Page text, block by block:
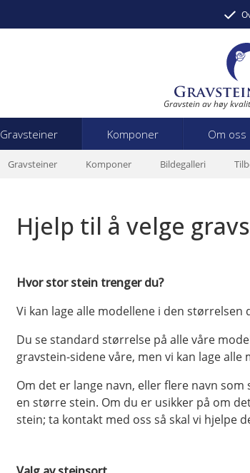
Gravstein av høy
Gravsteiner Komponer Om oss
Gravsteiner Komponer Bildegalleri
Hjelp til å velge
Hvor stor stein trenger du?
Vi kan lage alle modellene i den størrelsen
Du se standard størrelse på alle våre
gravstein-sidene våre, men vi kan lage
Om det er lange navn, eller flere navn
en større stein. Om du er usikker på om
stein; ta kontakt med oss så skal vi hjelpe